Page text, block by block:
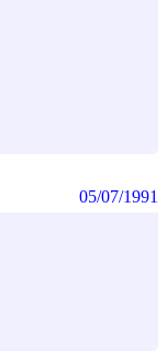
05/07/1991